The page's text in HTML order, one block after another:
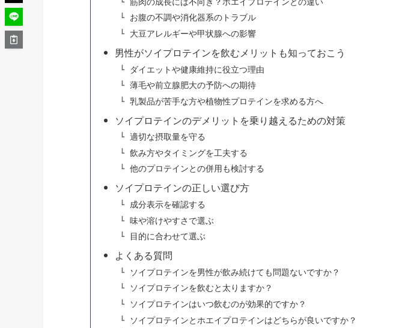
お腹の不調や消化器系のトラブル
大豆アレルギーや甲状腺への影響
男性がソイプロテインを飲むメリットも知っておこう
ダイエットや健康維持に役立つ理由
薄毛や前立腺肥大の予防への期待
乳製品が苦手な方や植物性プロテインを求める方へ
ソイプロテインのデメリットを乗り越えるための対策
適切な摂取量を守る
飲み方やタイミングを工夫する
他のプロテインとの併用も検討する
ソイプロテインの正しい選び方
成分表示を確認する
味や溶けやすさで選ぶ
目的に合わせて選ぶ
よくある質問
ソイプロテインを男性が飲み続けても問題ないですか？
ソイプロテインを飲むと太りますか？
ソイプロテインはいつ飲むのが効果的ですか？
ソイプロテインとホエイプロテインはどちらが良いですか？